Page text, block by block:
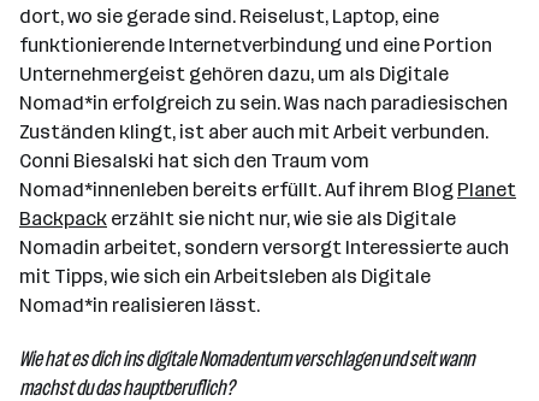
dort, wo sie gerade sind. Reiselust, Laptop, eine
funktionierende Internetverbindung und eine Portion
Unternehmergeist gehören dazu, um als Digitale
Nomad*in erfolgreich zu sein. Was nach paradiesischen
Zuständen klingt, ist aber auch mit Arbeit verbunden.
Conni Biesalski hat sich den Traum vom
Nomad*innenleben bereits erfüllt. Auf ihrem Blog Planet
Backpack erzählt sie nicht nur, wie sie als Digitale
Nomadin arbeitet, sondern versorgt Interessierte auch
mit Tipps, wie sich ein Arbeitsleben als Digitale
Nomad*in realisieren lässt.
Wie hat es dich ins digitale Nomadentum verschlagen und seit wann
machst du das hauptberuflich?